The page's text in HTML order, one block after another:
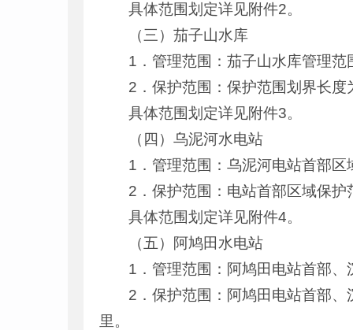
具体范围划定详见附件2。
（三）茄子山水库
1．管理范围：茄子山水库管理
2．保护范围：保护范围划界长
具体范围划定详见附件3。
（四）乌泥河水电站
1．管理范围：乌泥河电站首部
2．保护范围：电站首部区域保
具体范围划定详见附件4。
（五）阿鸠田水电站
1．管理范围：阿鸠田电站首部
2．保护范围：阿鸠田电站首部
里。